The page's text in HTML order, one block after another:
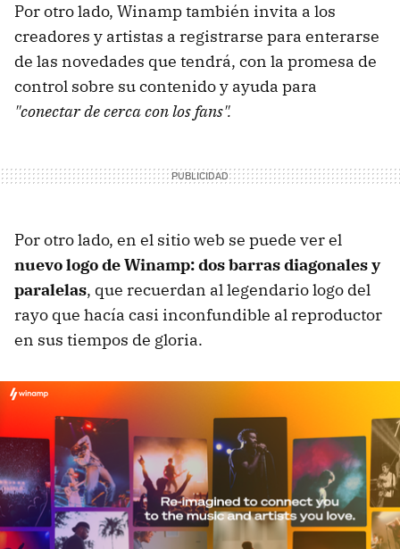
Por otro lado, Winamp también invita a los
creadores y artistas a registrarse para enterarse
de las novedades que tendrá, con la promesa de
control sobre su contenido y ayuda para
"conectar de cerca con los fans".
Por otro lado, en el sitio web se puede ver el
nuevo logo de Winamp: dos barras diagonales y
paralelas, que recuerdan al legendario logo del
rayo que hacía casi inconfundible al reproductor
en sus tiempos de gloria.